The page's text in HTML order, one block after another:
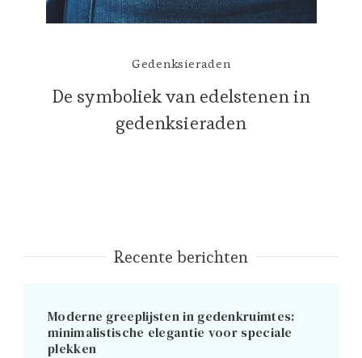
Gedenksieraden
De symboliek van edelstenen in
gedenksieraden
Recente berichten
Moderne greeplijsten in gedenkruimtes:
minimalistische elegantie voor speciale
plekken